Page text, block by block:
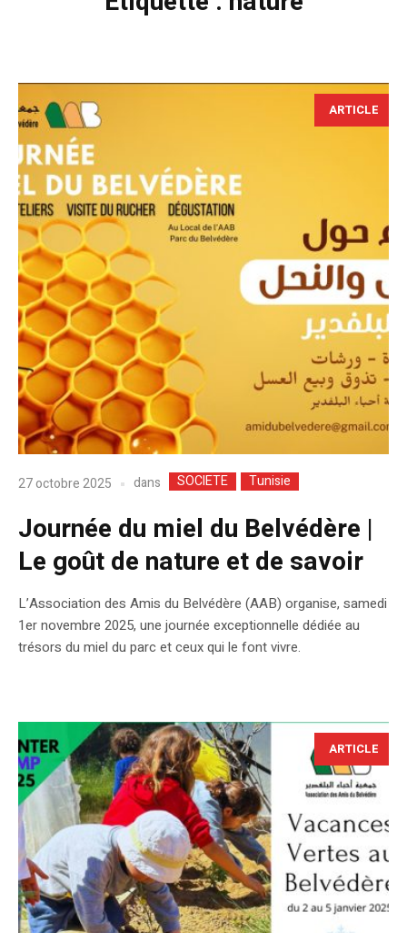
ARTICLE
27 octobre 2025 dans SOCIETE Tunisie
Journée du miel du Belvédère |
Le goût de nature et de savoir
L’Association des Amis du Belvédère (AAB) organise, samedi
1er novembre 2025, une journée exceptionnelle dédiée au
trésors du miel du parc et ceux qui le font vivre.
ARTICLE